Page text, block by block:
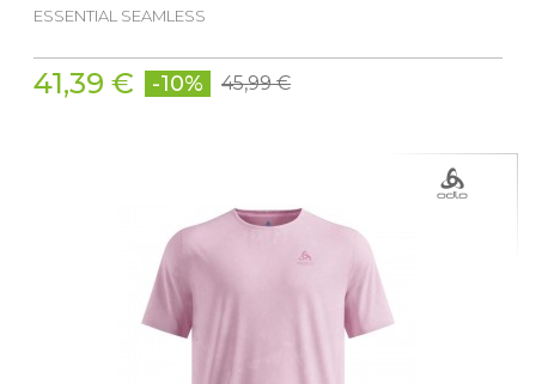
ESSENTIAL SEAMLESS
41,39 € -10% 45,99 €